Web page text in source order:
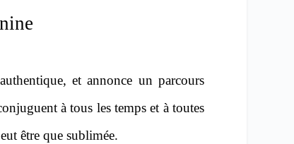
et annonce un parcours
à tous les temps et à toutes
être que sublimée.